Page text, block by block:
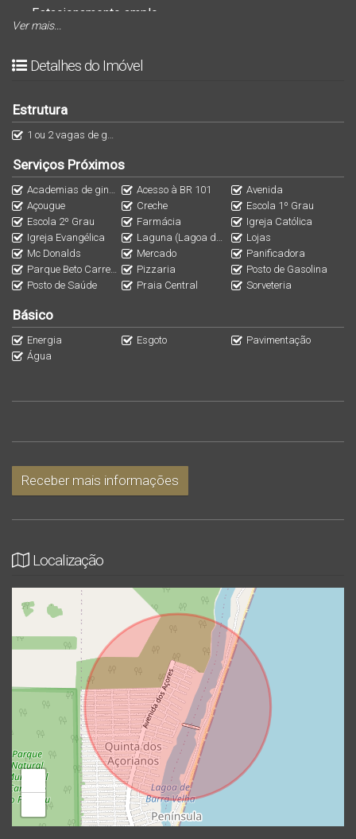
Estacionamento amplo
Área de festas ideal para receber amigos e família
Terreno com 408m²
praticidade e ótimo potencial de investimento.
Ideal para quem deseja morar bem ou investir em uma das
regiões que mais cresce na cidade.
Ver mais...
Detalhes do Imóvel
Estrutura
1 ou 2 vagas de garagem
Serviços Próximos
Academias de ginástica Acesso à BR 101
Avenida
Açougue
Creche
Escola 1º Grau
Escola 2º Grau
Farmácia
Igreja Católica
Igreja Evangélica
Laguna (Lagoa de Barra Velha)
Lojas
Mc Donalds
Mercado
Panificadora
Parque Beto Carrero World
Pizzaria
Posto de Gasolina
Posto de Saúde
Praia Central Sorveteria
Básico
Energia Esgoto
Pavimentação
Água
Receber mais informações
Localização